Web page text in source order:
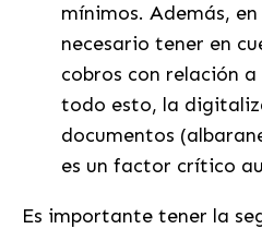
mínimos. Además,
necesario tener en
cobros con relación
todo esto, la
documentos
es un factor crítico
Es importante tener la